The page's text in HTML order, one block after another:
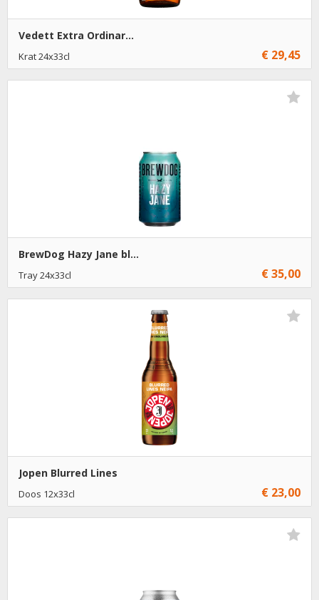
Vedett Extra Ordinar...
Krat 24x33cl € 29,45
BrewDog Hazy Jane bl...
Tray 24x33cl € 35,00
Jopen Blurred Lines
Doos 12x33cl € 23,00